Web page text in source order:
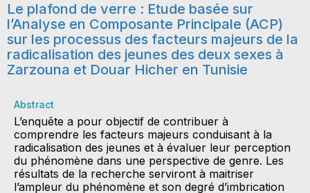
Le plafond de verre : Etude basée sur
l’Analyse en Composante Principale (ACP)
sur les processus des facteurs majeurs de la
radicalisation des jeunes des deux sexes à
Zarzouna et Douar Hicher en Tunisie
Abstract
L’enquête a pour objectif de contribuer à
comprendre les facteurs majeurs conduisant à la
radicalisation des jeunes et à évaluer leur perception
du phénomène dans une perspective de genre. Les
résultats de la recherche serviront à maitriser
l’ampleur du phénomène et son degré d’imbrication